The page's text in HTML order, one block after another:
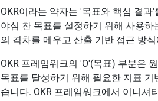
OKR이라는 약자는 '목표와 핵심 결
야심 찬 목표를 설정하기 위해 사용
의 격차를 메우고 산출 기반 접근 방
OKR 프레임워크의 'O'(목표) 부분은
목표를 달성하기 위해 필요한 지표
습니다. OKR 프레임워크에서 이니셔